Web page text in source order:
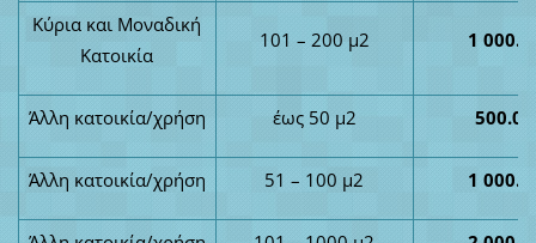
Κύρια και Μοναδική
Κατοικία
101 – 200 μ2 1
Άλλη κατοικία/χρήση έως 50 μ2
Άλλη κατοικία/χρήση 51 – 100 μ2 1